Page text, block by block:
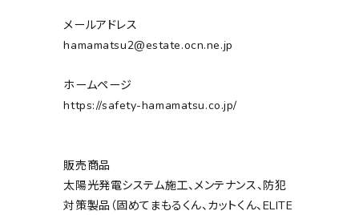
メールアドレス
hamamatsu2@estate.ocn.ne.jp
ホームページ
https://safety-hamamatsu.co.jp/
販売商品
太陽光発電システム施工、メンテナンス、防犯
対策製品（固めてまもるくん、カットくん、ELITE